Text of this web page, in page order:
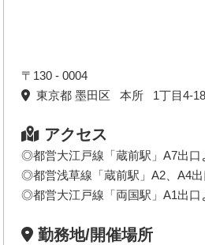
〒130 - 0004
東京都 墨田区 本所 1丁目4-18
アクセス
◎都営大江戸線「蔵前駅」A7出口
◎都営浅草線「蔵前駅」A2、A4
◎都営大江戸線「両国駅」A1出口
勤務地/開催場所